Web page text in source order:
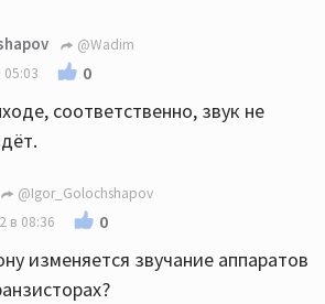
@Wadim
05:03
0
соответственно, звук не
@Igor_Golochshapov
в 08:36
0
изменяется звучание аппаратов